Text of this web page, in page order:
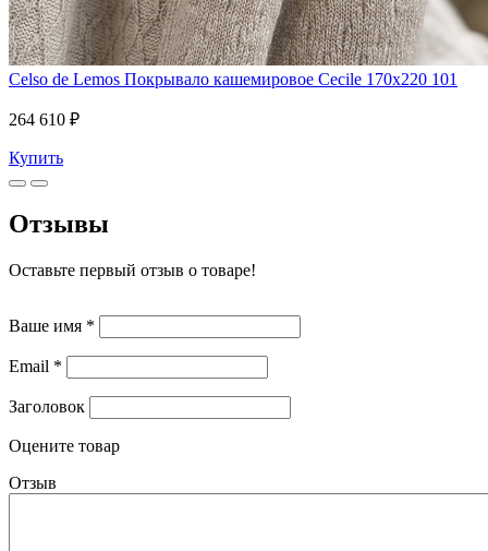
Celso de Lemos Покрывало кашемировое Cecile 170x220 101
264 610 ₽
Купить
Отзывы
Оставьте первый отзыв о товаре!
Ваше имя *
Email *
Заголовок
Оцените товар
Отзыв